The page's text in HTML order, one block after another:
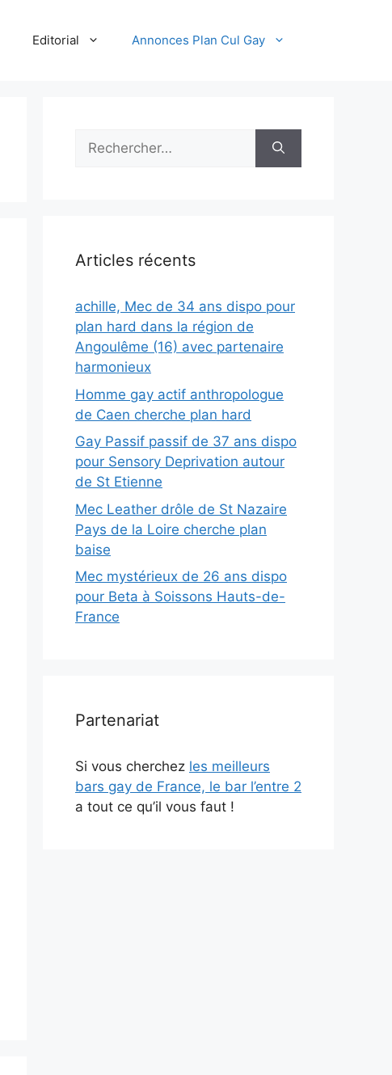
Editorial Annonces Plan Cul Gay
Rechercher :
Articles récents
achille, Mec de 34 ans dispo pour
plan hard dans la région de
Angoulême (16) avec partenaire
harmonieux
Homme gay actif anthropologue
de Caen cherche plan hard
Gay Passif passif de 37 ans dispo
pour Sensory Deprivation autour
de St Etienne
Mec Leather drôle de St Nazaire
Pays de la Loire cherche plan
baise
Mec mystérieux de 26 ans dispo
pour Beta à Soissons Hauts-de-
France
Partenariat
Si vous cherchez les meilleurs
bars gay de France, le bar l’entre 2
a tout ce qu’il vous faut !